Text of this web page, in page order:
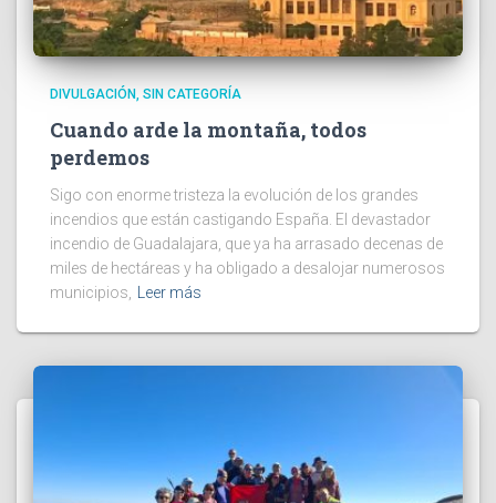
DIVULGACIÓN SIN CATEGORÍA
Cuando arde la montaña, todos
perdemos
Sigo con enorme tristeza la evolución de los grandes
incendios que están castigando España. El devastador
incendio de Guadalajara, que ya ha arrasado decenas de
miles de hectáreas y ha obligado a desalojar numerosos
municipios,
Leer más